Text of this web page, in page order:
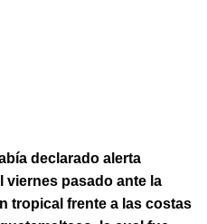
declarado alerta
viernes pasado ante la
tropical frente a las costas